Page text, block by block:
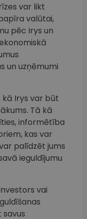
var likt
valūtai,
pēc Irys un
un uzņēmumi
Irys var būt
Tā kā
informētība
kas var
palīdzēt jums
ieguldījumu
vai